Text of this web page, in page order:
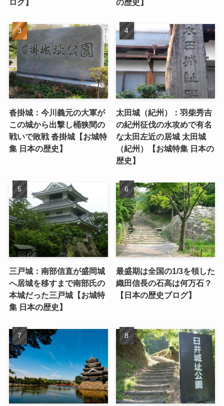
ログ】
の歴史】
沓掛城：今川義元の大軍が
この城から出撃し桶狭間の
戦いで敗戦 沓掛城【お城特
集 日本の歴史】
太田城（紀州）：羽柴秀吉
の紀州征伐の水攻めで有名
な太田左近の居城 太田城
（紀州）【お城特集 日本の
歴史】
三戸城：南部信直が盛岡城
へ居城を移すまで南部氏の
本城だった三戸城【お城特
集 日本の歴史】
最盛期は全国の1/3を領した
織田信長の石高は何万石？
【日本の歴史ブログ】